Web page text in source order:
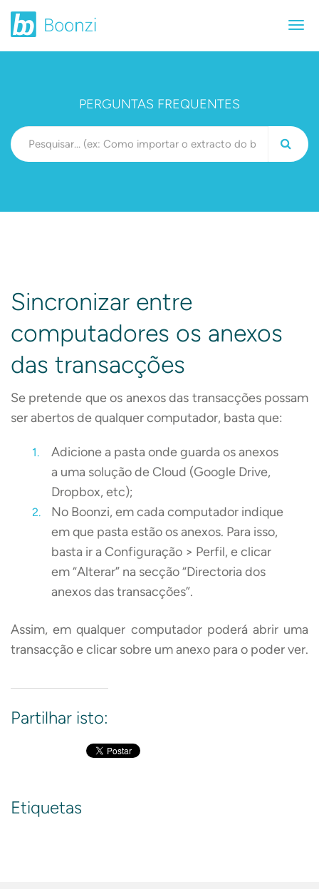
PERGUNTAS FREQUENTES
Sincronizar entre
computadores os anexos
das transacções
Se pretende que os anexos das transacções possam
ser abertos de qualquer computador, basta que:
Adicione a pasta onde guarda os anexos
a uma solução de Cloud (Google Drive,
Dropbox, etc);
No Boonzi, em cada computador indique
em que pasta estão os anexos. Para isso,
basta ir a Configuração > Perfil, e clicar
em “Alterar” na secção “Directoria dos
anexos das transacções”.
Assim, em qualquer computador poderá abrir uma
transacção e clicar sobre um anexo para o poder ver.
Partilhar isto:
Etiquetas